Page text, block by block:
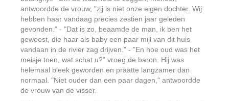
antwoordde de vrouw, "zij is niet onze eigen dochter. Wij
hebben haar vandaag precies zestien jaar geleden
gevonden." - "Dat is zo, beaamde de man, ik ben het
geweest, die haar als baby een paar mijl van dit huis
vandaan in de rivier zag drijven." - "En hoe oud was het
meisje toen, wat schat u?" vroeg de baron. Hij was
helemaal bleek geworden en praatte langzamer dan
normaal. "Niet ouder dan een paar dagen," antwoordde
de vrouw van de visser.